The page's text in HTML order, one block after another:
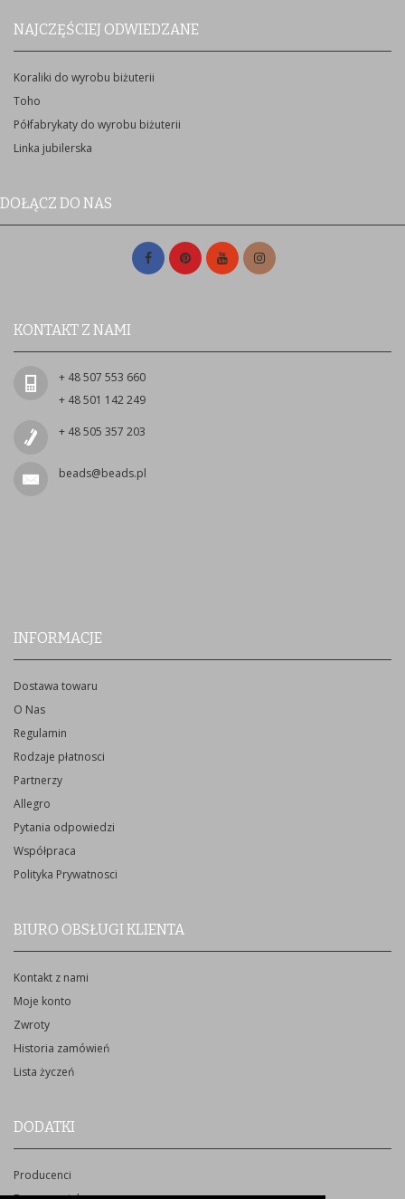
NAJCZĘŚCIEJ ODWIEDZANE
Koraliki do wyrobu biżuterii
Toho
Półfabrykaty do wyrobu biżuterii
Linka jubilerska
DOŁĄCZ DO NAS
KONTAKT Z NAMI
+ 48 507 553 660
+ 48 501 142 249
+ 48 505 357 203
beads@beads.pl
INFORMACJE
Dostawa towaru
O Nas
Regulamin
Rodzaje płatnosci
Partnerzy
Allegro
Pytania odpowiedzi
Współpraca
Polityka Prywatnosci
BIURO OBSŁUGI KLIENTA
Kontakt z nami
Moje konto
Zwroty
Historia zamówień
Lista życzeń
DODATKI
Producenci